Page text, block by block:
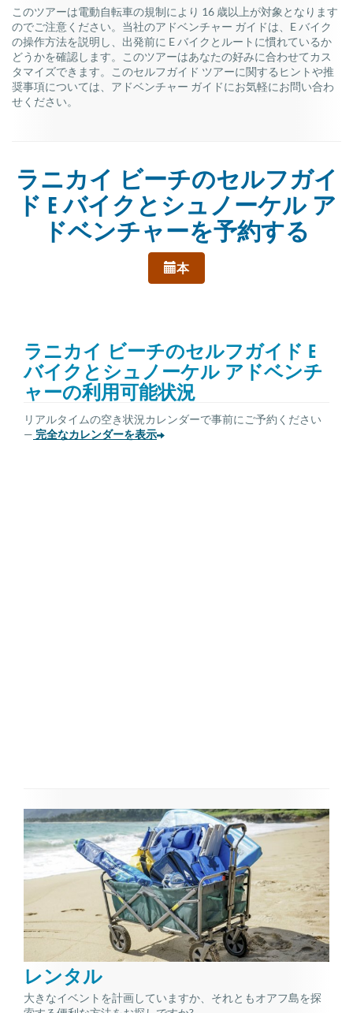
このツアーは電動自転車の規制により 16 歳以上が対象となります
のでご注意ください。当社のアドベンチャー ガイドは、E バイク
の操作方法を説明し、出発前に E バイクとルートに慣れているか
どうかを確認します。このツアーはあなたの好みに合わせてカス
タマイズできます。このセルフガイド ツアーに関するヒントや推
奨事項については、アドベンチャー ガイドにお気軽にお問い合わ
せください。
ラニカイ ビーチのセルフガイ
ド E バイクとシュノーケル ア
ドベンチャーを予約する
本
ラニカイ ビーチのセルフガイド E
バイクとシュノーケル アドベンチ
ャーの利用可能状況
リアルタイムの空き状況カレンダーで事前にご予約ください
— 完全なカレンダーを表示
レンタル
大きなイベントを計画していますか、それともオアフ島を探